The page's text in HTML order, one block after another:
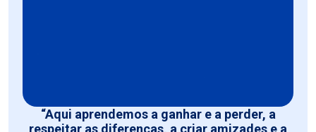
“Aqui aprendemos a ganhar e a perder, a
respeitar as diferenças, a criar amizades e a